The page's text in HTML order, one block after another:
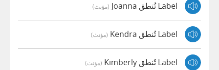
Label تُنطق Joanna (مؤنث)
Label تُنطق Kendra (مؤنث)
Label تُنطق Kimberly (مؤنث)